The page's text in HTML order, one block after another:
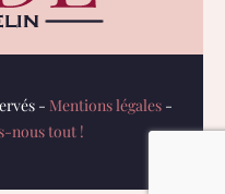
- Mentions légales-
nous tout !